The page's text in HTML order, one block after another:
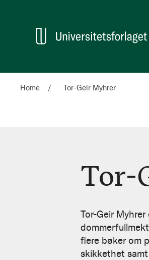
Home Tor-Geir Myhrer
Myhrer
Tor-
Tor-Geir
flere bøker om
skikkethet